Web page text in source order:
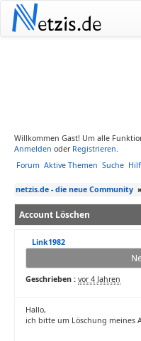
Netzis.de
Willkommen Gast! Um alle
Anmelden oder Registrieren.
Forum Aktive Themen Suche
netzis.de - die neue Community »
Account Löschen
Link1982
Geschrieben : vor 4 Jahren
Hallo,
ich bitte um Löschung meines